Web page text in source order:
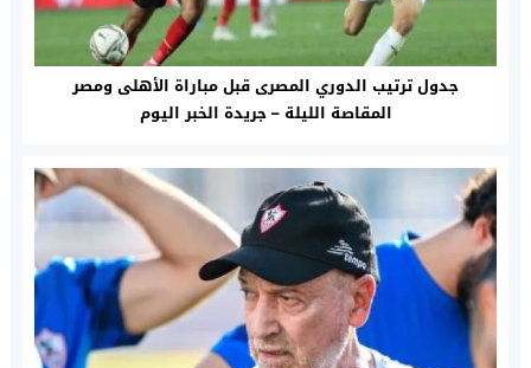
جدول ترتيب الدوري المصرى قبل مباراة الأهلى ومصر
المقاصة الليلة – جريدة الخبر اليوم